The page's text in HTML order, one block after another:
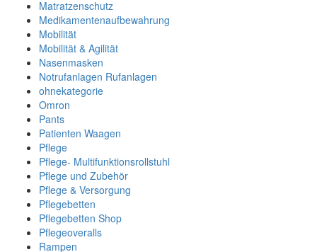
Matratzenschutz
Medikamentenaufbewahrung
Mobilität
Mobilität & Agilität
Nasenmasken
Notrufanlagen Rufanlagen
ohnekategorie
Omron
Pants
Patienten Waagen
Pflege
Pflege- Multifunktionsrollstuhl
Pflege und Zubehör
Pflege & Versorgung
Pflegebetten
Pflegebetten Shop
Pflegeoveralls
Rampen